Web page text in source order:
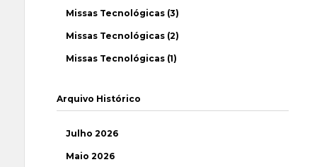
Missas Tecnológicas (3)
Missas Tecnológicas (2)
Missas Tecnológicas (1)
Arquivo Histórico
Julho 2026
Maio 2026